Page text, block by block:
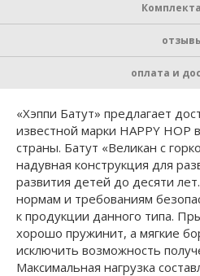
оплата и
«Хэппи Батут» предлагает
известной марки HAPPY HOP
страны. Батут «Великан с
надувная конструкция для
развития детей до десяти
нормам и требованиям
к продукции данного типа.
хорошо пружинит, а мягкие
исключить возможность
Максимальная нагрузка